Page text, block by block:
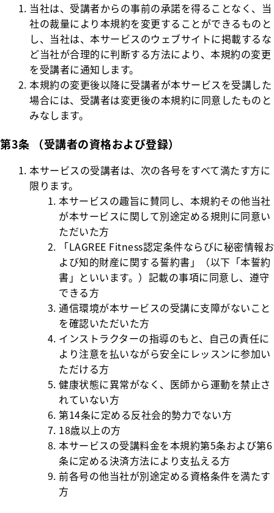
当社は、受講者からの事前の承諾を得ることなく、当
社の裁量により本規約を変更することができるものと
し、当社は、本サービスのウェブサイトに掲載するな
ど当社が合理的に判断する方法により、本規約の変更
を受講者に通知します。
本規約の変更後以降に受講者が本サービスを受講した
場合には、受講者は変更後の本規約に同意したものと
みなします。
第3条 （受講者の資格および登録）
本サービスの受講者は、次の各号をすべて満たす方に
限ります。
本サービスの趣旨に賛同し、本規約その他当社
が本サービスに関して別途定める規則に同意い
ただいた方
「LAGREE Fitness認定条件ならびに秘密情報お
よび知的財産に関する誓約書」（以下「本誓約
書」といいます。）記載の事項に同意し、遵守
できる方
通信環境が本サービスの受講に支障がないこと
を確認いただいた方
インストラクターの指導のもと、自己の責任に
より注意を払いながら安全にレッスンに参加い
ただける方
健康状態に異常がなく、医師から運動を禁止さ
れていない方
第14条に定める反社会的勢力でない方
18歳以上の方
本サービスの受講料金を本規約第5条および第6
条に定める決済方法により支払える方
前各号の他当社が別途定める資格条件を満たす
方